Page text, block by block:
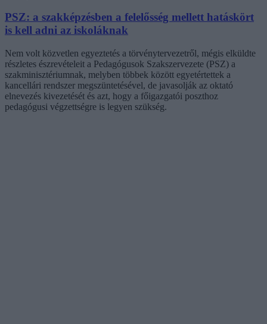
PSZ: a szakképzésben a felelősség mellett hatáskört
is kell adni az iskoláknak
Nem volt közvetlen egyeztetés a törvénytervezetről, mégis elküldte
részletes észrevételeit a Pedagógusok Szakszervezete (PSZ) a
szakminisztériumnak, melyben többek között egyetértettek a
kancellári rendszer megszüntetésével, de javasolják az oktató
elnevezés kivezetését és azt, hogy a főigazgatói poszthoz
pedagógusi végzettségre is legyen szükség.